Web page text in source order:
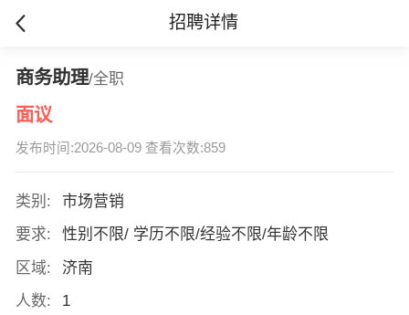
招聘详情
商务助理/全职
面议
发布时间:2026-08-09 查看次数:859
类别:
市场营销
要求:
性别不限/ 学历不限/经验不限/年龄不限
区域:
济南
人数:
1